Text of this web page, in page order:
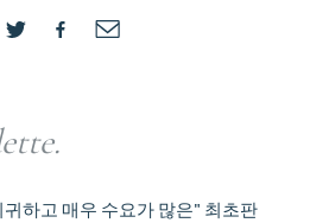
하고 매우 수요가 많은" 최초판